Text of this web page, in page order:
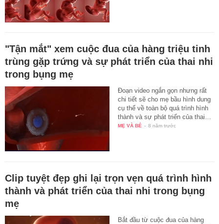
"Tận mắt" xem cuộc đua của hàng triệu tinh
trùng gặp trứng và sự phát triển của thai nhi
trong bụng mẹ
Đoạn video ngắn gọn nhưng rất
chi tiết sẽ cho mẹ bầu hình dung
cụ thể về toàn bộ quá trình hình
thành và sự phát triển của thai…
MẸ VÀ BÉ - 8 năm trước
Clip tuyệt đẹp ghi lại trọn vẹn quá trình hình
thành và phát triển của thai nhi trong bụng
mẹ
Bắt đầu từ cuộc đua của hàng